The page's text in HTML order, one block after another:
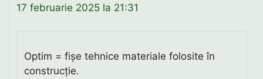
17 februarie 2025 la 21:31
Optim = fișe tehnice materiale folosite în
construcție.